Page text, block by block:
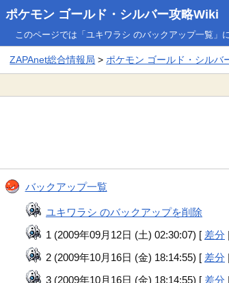
ポケモン ゴールド・シルバー攻略Wiki
このページでは「ユキワラシ のバックアップ一覧」
ZAPAnet総合情報局 >ポケモン ゴールド・シルバ
バックアップ一覧
ユキワラシ のバックアップを削除
1 (2009年09月12日 (土) 02:30:07) [ 差分
2 (2009年10月16日 (金) 18:14:55) [ 差分
3 (2009年10月16日 (金) 18:14:55) [ 差分